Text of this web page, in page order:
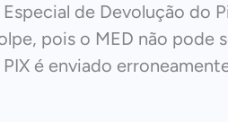
de Devolução do
pois o MED não pode
é enviado